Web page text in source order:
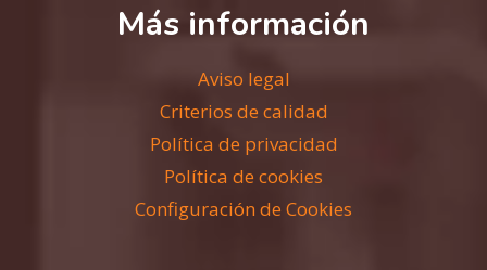
Más información
Aviso legal
Criterios de calidad
Política de privacidad
Política de cookies
Configuración de Cookies